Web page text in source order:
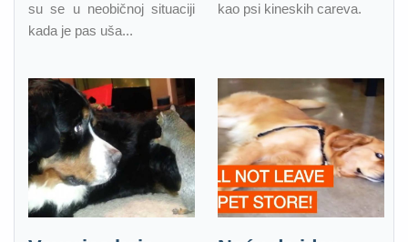
su se u neobičnoj situaciji
kada je pas uša...
kao psi kineskih careva.